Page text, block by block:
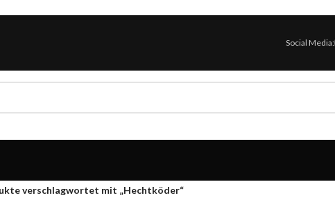
Social Media:
verschlagwortet mit „Hechtköder“